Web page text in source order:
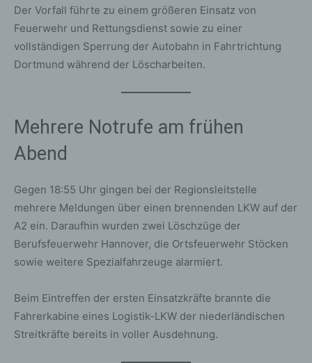
Der Vorfall führte zu einem größeren Einsatz von
Feuerwehr und Rettungsdienst sowie zu einer
vollständigen Sperrung der Autobahn in Fahrtrichtung
Dortmund während der Löscharbeiten.
Mehrere Notrufe am frühen
Abend
Gegen 18:55 Uhr gingen bei der Regionsleitstelle
mehrere Meldungen über einen brennenden LKW auf der
A2 ein. Daraufhin wurden zwei Löschzüge der
Berufsfeuerwehr Hannover, die Ortsfeuerwehr Stöcken
sowie weitere Spezialfahrzeuge alarmiert.
Beim Eintreffen der ersten Einsatzkräfte brannte die
Fahrerkabine eines Logistik-LKW der niederländischen
Streitkräfte bereits in voller Ausdehnung.